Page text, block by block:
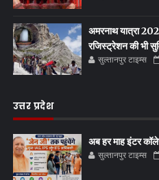
अमरनाथ यात्रा
रजिस्ट्रेशन की भी
सुल्तानपुर टाइम्स
उत्तर प्रदेश
अब हर माह इंटर
सुल्तानपुर टाइम्स